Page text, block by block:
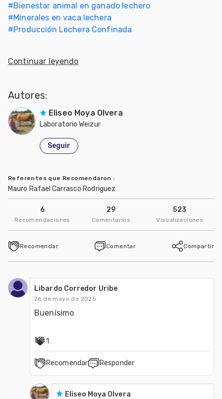
#Bienestar animal en ganado lechero
#Minerales en vaca lechera
#Producción Lechera Confinada
Continuar leyendo
Autores:
Eliseo Moya Olvera
Laboratorio Weizur
Seguir
Referentes que Recomendaron :
Mauro Rafael Carrasco Rodriguez
6
Recomendaciones
29
Comentarios
523
Visualizaciones
Recomendar Comentar Compartir
Libardo Corredor Uribe
26 de mayo de 2025
Buenísimo
1
Recomendar Responder
Eliseo Moya Olvera